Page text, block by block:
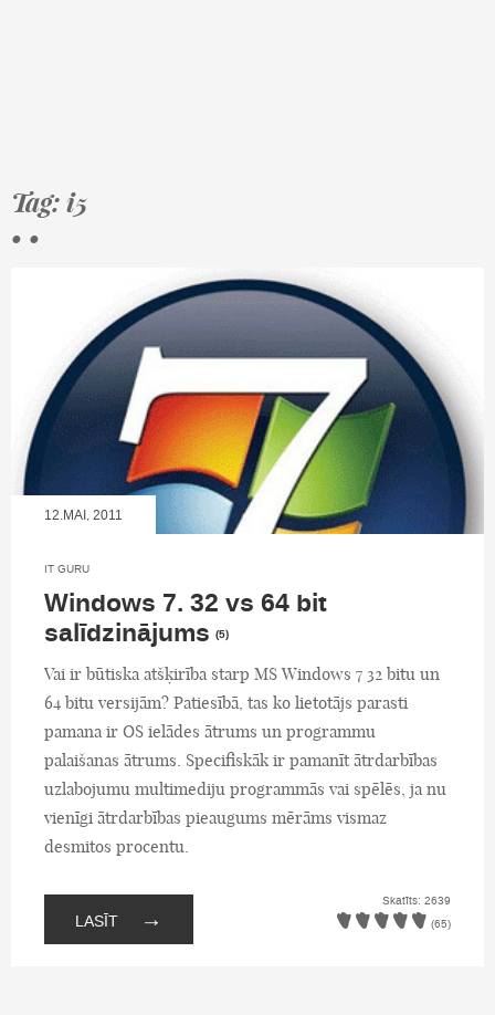
Tag: i5
• •
12.MAI, 2011
IT GURU
Windows 7. 32 vs 64 bit
salīdzinājums (5)
Vai ir būtiska atšķirība starp MS Windows 7 32 bitu un
64 bitu versijām? Patiesībā, tas ko lietotājs parasti
pamana ir OS ielādes ātrums un programmu
palaišanas ātrums. Specifiskāk ir pamanīt ātrdarbības
uzlabojumu multimediju programmās vai spēlēs, ja nu
vienīgi ātrdarbības pieaugums mērāms vismaz
desmitos procentu.
LASĪT →
Skatīts: 2639
(65)